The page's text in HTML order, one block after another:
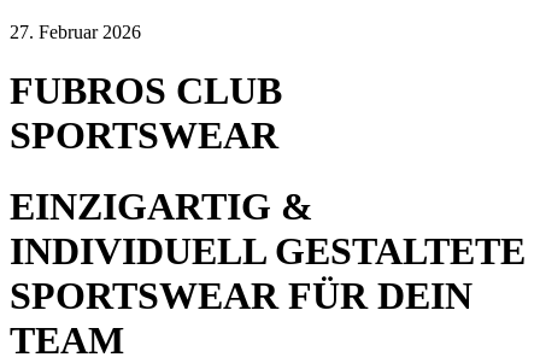
27. Februar 2026
FUBROS CLUB
SPORTSWEAR
EINZIGARTIG &
INDIVIDUELL GESTALTETE
SPORTSWEAR FÜR DEIN
TEAM